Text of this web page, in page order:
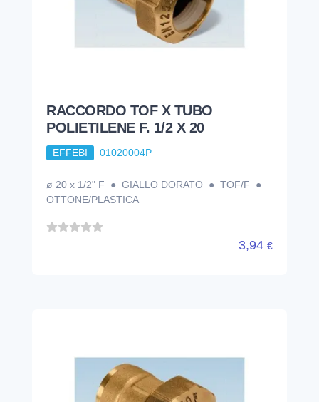
RACCORDO TOF X TUBO
POLIETILENE F. 1/2 X 20
EFFEBI 01020004P
ø 20 x 1/2" F ● GIALLO DORATO ● TOF/F ●
OTTONE/PLASTICA
3,94 €